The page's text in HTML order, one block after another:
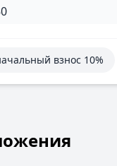
взнос 10%